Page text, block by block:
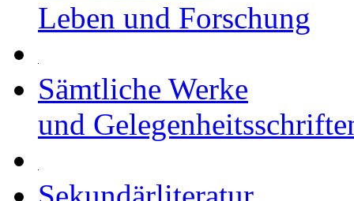
Leben und Forschung
Sämtliche Werke
und